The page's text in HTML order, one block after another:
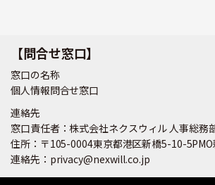
【問合せ窓口】
窓口の名称
個人情報問合せ窓口
連絡先
窓口責任者：株式会社ネクスウィル 人事総務
住所：〒105-0004東京都港区新橋5-10-
連絡先：privacy@nexwill.co.jp